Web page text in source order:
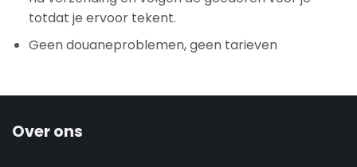
totdat je ervoor tekent.
Geen douaneproblemen, geen tarieven
Over ons